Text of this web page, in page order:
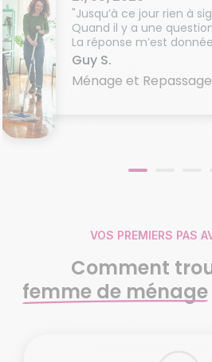
"Jusqu’à ce jour rien à
Quand il y a une
La réponse m’est
Guy S.
Ménage et Repassage
VOS PREMIERS PAS
Comment
femme de ménage